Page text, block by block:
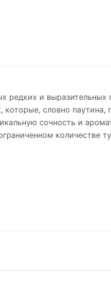
и выразительных
словно
сочность и
количестве